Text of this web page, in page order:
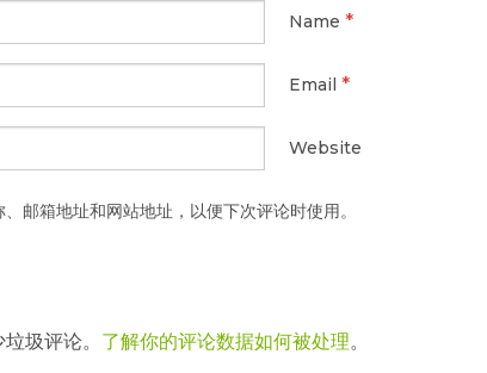
Name *
Email *
Website
邮箱地址和网站地址，以便下次评论时使用。
圾评论。 了解你的评论数据如何被处理。